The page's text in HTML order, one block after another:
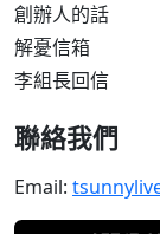
創辦人的話
解憂信箱
李組長回信
聯絡我們
Email: